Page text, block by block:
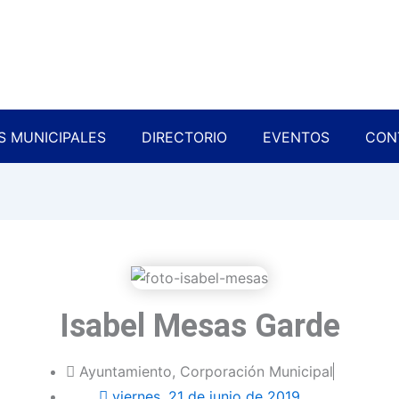
MUNICIPALES DIRECTORIO EVENTOS
Isabel Mesas Garde
Ayuntamiento, Corporación Municipal